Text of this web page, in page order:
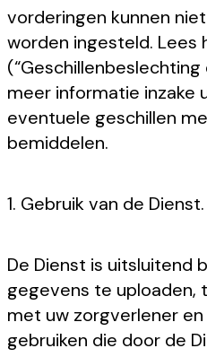
vorderingen kunnen
worden ingesteld. Lees
meer informatie inzake
eventuele geschillen
bemiddelen.
1. Gebruik van de Dienst.
De Dienst is uitsluitend
gegevens te uploaden,
met uw zorgverlener
gebruiken die door de